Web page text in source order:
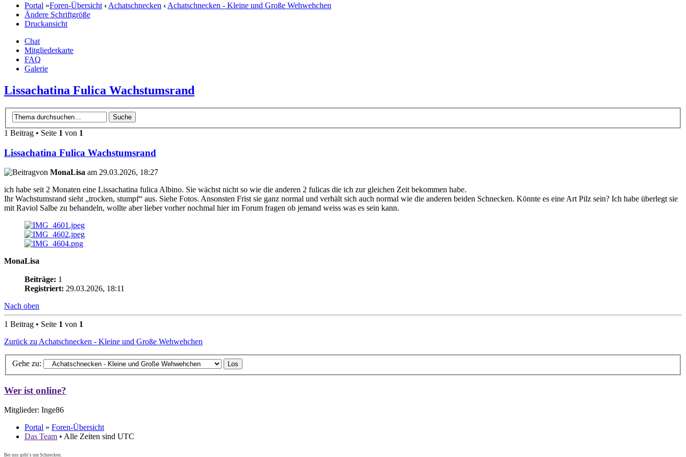
Portal »Foren-Übersicht ‹Achatschnecken ‹Achatschnecken - Kleine und Große Wehwehchen
Ändere Schriftgröße
Druckansicht
Chat
Mitgliederkarte
FAQ
Galerie
Lissachatina Fulica Wachstumsrand
1 Beitrag • Seite 1 von 1
Lissachatina Fulica Wachstumsrand
von MonaLisa am 29.03.2026, 18:27
ich habe seit 2 Monaten eine Lissachatina fulica Albino. Sie wächst nicht so wie die anderen 2 fulicas die ich zur gleichen Zeit bekommen habe.
Ihr Wachstumsrand sieht „trocken, stumpf“ aus. Siehe Fotos. Ansonsten Frist sie ganz normal und verhält sich auch normal wie die anderen beiden Schnecken. Könnte es eine Art Pilz sein? Ich habe überlegt sie
mit Raviol Salbe zu behandeln, wollte aber lieber vorher nochmal hier im Forum fragen ob jemand weiss was es sein kann.
MonaLisa
Beiträge: 1
Registriert: 29.03.2026, 18:11
Nach oben
1 Beitrag • Seite 1 von 1
Zurück zu Achatschnecken - Kleine und Große Wehwehchen
Gehe zu:
Wer ist online?
Mitglieder: Inge86
Portal » Foren-Übersicht
Das Team • Alle Zeiten sind UTC
Bei uns geht's um Schnecken.